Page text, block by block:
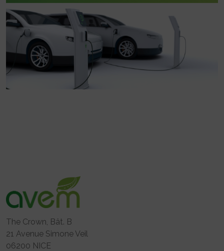
The Crown, Bât. B
21 Avenue Simone Veil
06200 NICE